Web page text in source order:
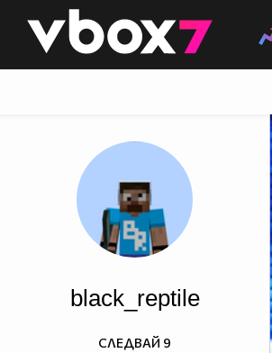
👾
black_reptile
СЛЕДВАЙ 9